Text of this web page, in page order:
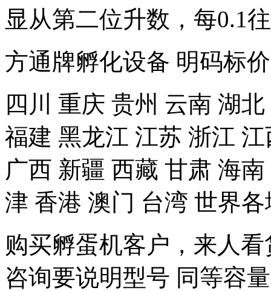
显从第二位升数，每0.1
方通牌孵化设备 明码标
四川 重庆 贵州 云南 湖
福建 黑龙江 江苏 浙江
广西 新疆 西藏 甘肃 海
津 香港 澳门 台湾 世界各
购买孵蛋机客户，来人
咨询要说明型号 同等容